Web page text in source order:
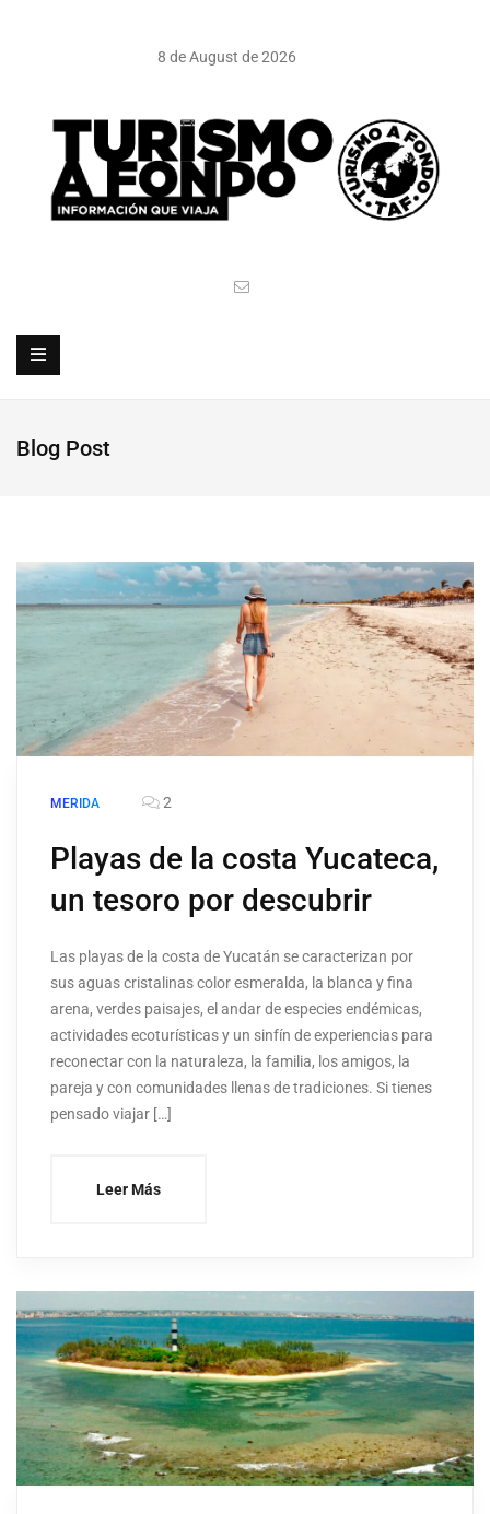
8 de August de 2026
Blog Post
MERIDA 2
Playas de la costa Yucateca,
un tesoro por descubrir
Las playas de la costa de Yucatán se caracterizan por
sus aguas cristalinas color esmeralda, la blanca y fina
arena, verdes paisajes, el andar de especies endémicas,
actividades ecoturísticas y un sinfín de experiencias para
reconectar con la naturaleza, la familia, los amigos, la
pareja y con comunidades llenas de tradiciones. Si tienes
pensado viajar […]
Leer Más